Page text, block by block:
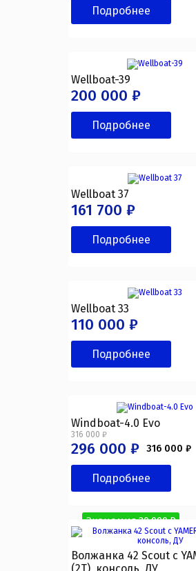
Подробнее
Wellboat-39
200 000 ₽
Подробнее
Wellboat 37
161 700 ₽
Подробнее
Wellboat 33
110 000 ₽
Подробнее
Windboat-4.0 Evo
316 000 ₽
316 000 ₽
296 000 ₽
Экономия 20 000 ₽
Подробнее
Волжанка 42 Scout с